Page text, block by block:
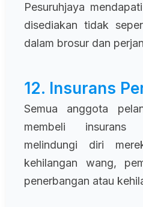
Pesuruhjaya
disediakan tidak
dalam brosur dan
12. Insurans
Semua anggota
membeli insurans
melindungi diri
kehilangan wang,
penerbangan atau